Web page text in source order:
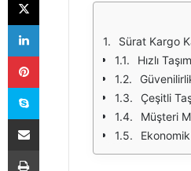
Sürat Kargo
Hızlı
Çeşitli
Müşteri
LinkedIn
Pinterest
Skype
E-Posta ile paylaş